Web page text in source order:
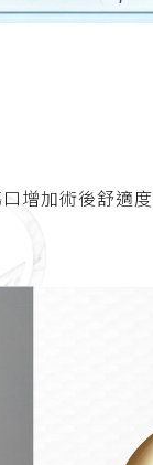
增加術後舒適度